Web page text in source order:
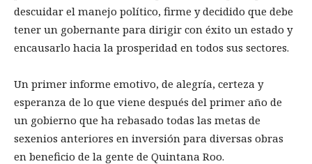
descuidar el manejo político, firme y decidido que debe
tener un gobernante para dirigir con éxito un estado y
encausarlo hacia la prosperidad en todos sus sectores.
Un primer informe emotivo, de alegría, certeza y
esperanza de lo que viene después del primer año de
un gobierno que ha rebasado todas las metas de
sexenios anteriores en inversión para diversas obras
en beneficio de la gente de Quintana Roo.